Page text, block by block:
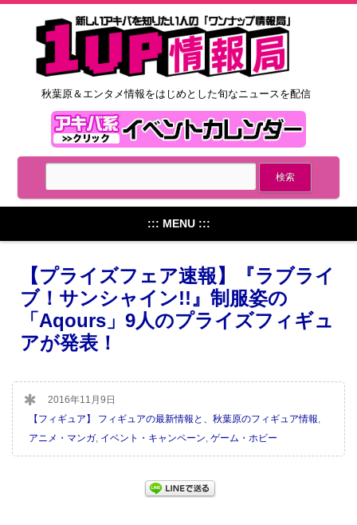
秋葉原＆エンタメ情報をはじめとした旬なニュースを配信
::: MENU :::
【プライズフェア速報】『ラブライ
ブ！サンシャイン!!』制服姿の
「Aqours」9人のプライズフィギュ
アが発表！
2016年11月9日
【フィギュア】 フィギュアの最新情報と、秋葉原のフィギュア情報
アニメ・マンガ イベント・キャンペーン ゲーム・ホビー